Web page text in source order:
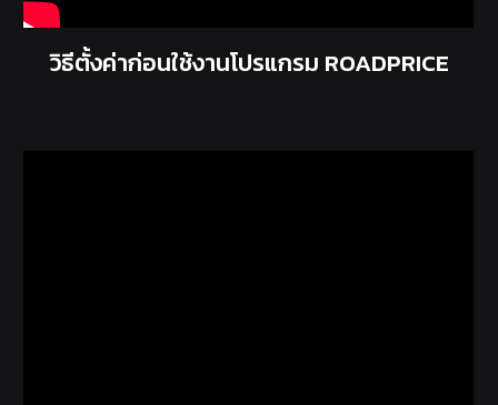
วิธีตั้งค่าก่อนใช้งานโปรแกรม ROADPRICE